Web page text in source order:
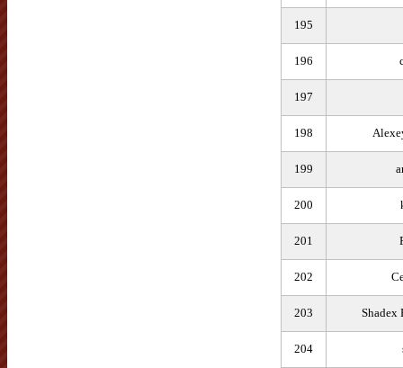
195
196
197
198
199
200
201
202
203 Shadex
204